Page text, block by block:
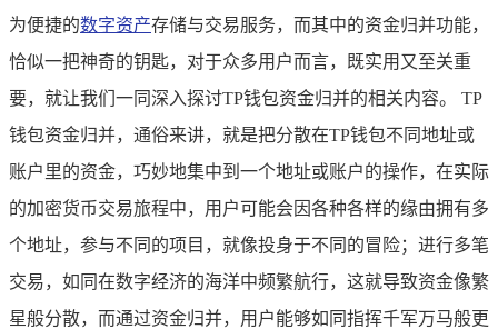
为便捷的数字资产存储与交易服务，而其中的资金归并功能，
恰似一把神奇的钥匙，对于众多用户而言，既实用又至关重
要，就让我们一同深入探讨TP钱包资金归并的相关内容。 TP
钱包资金归并，通俗来讲，就是把分散在TP钱包不同地址或
账户里的资金，巧妙地集中到一个地址或账户的操作，在实际
的加密货币交易旅程中，用户可能会因各种各样的缘由拥有多
个地址，参与不同的项目，就像投身于不同的冒险；进行多笔
交易，如同在数字经济的海洋中频繁航行，这就导致资金像繁
星般分散，而通过资金归并，用户能够如同指挥千军万马般更